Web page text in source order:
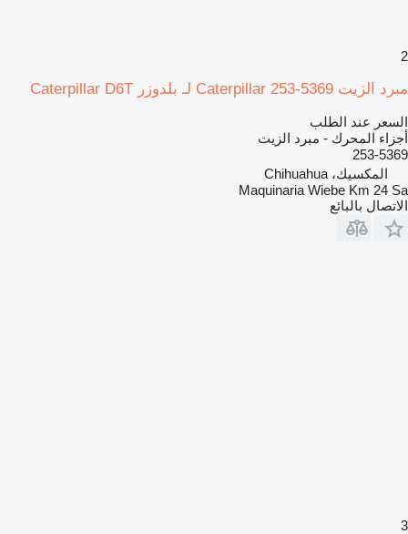
2
مبرد الزيت Caterpillar 253-5369 لـ بلدوزر Caterpillar D6T
السعر عند الطلب
أجزاء المحرك - مبرد الزيت
253-5369
المكسيك، Chihuahua
Maquinaria Wiebe Km 24 Sa
الاتصال بالبائع
3